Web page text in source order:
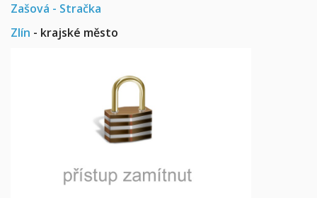
Zašová - Stračka
Zlín - krajské město